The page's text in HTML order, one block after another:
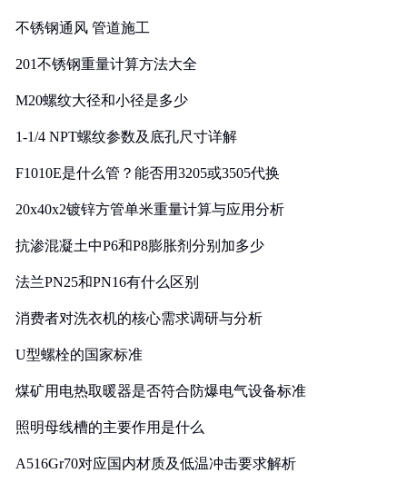
不锈钢通风 管道施工
201不锈钢重量计算方法大全
M20螺纹大径和小径是多少
1-1/4 NPT螺纹参数及底孔尺寸详解
F1010E是什么管？能否用3205或3505代换
20x40x2镀锌方管单米重量计算与应用分析
抗渗混凝土中P6和P8膨胀剂分别加多少
法兰PN25和PN16有什么区别
消费者对洗衣机的核心需求调研与分析
U型螺栓的国家标准
煤矿用电热取暖器是否符合防爆电气设备标准
照明母线槽的主要作用是什么
A516Gr70对应国内材质及低温冲击要求解析